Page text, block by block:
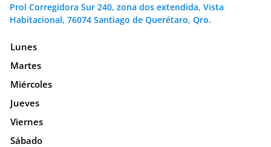
Prol Corregidora Sur 240, zona dos extendida, Vista
Habitacional, 76074 Santiago de Querétaro, Qro.
Lunes
Martes
Miércoles
Jueves
Viernes
Sábado